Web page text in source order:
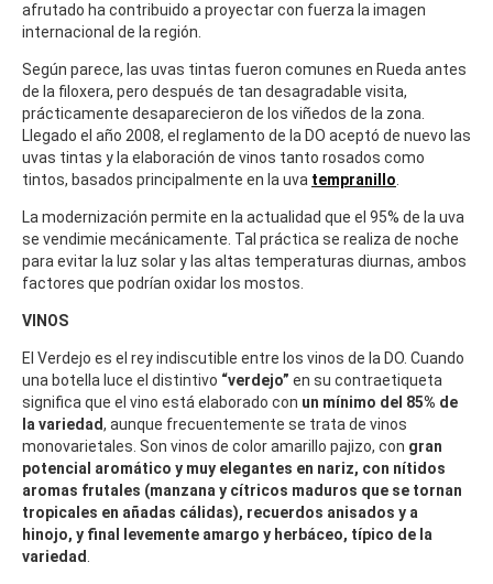
afrutado ha contribuido a proyectar con fuerza la imagen
internacional de la región.
Según parece, las uvas tintas fueron comunes en Rueda antes
de la filoxera, pero después de tan desagradable visita,
prácticamente desaparecieron de los viñedos de la zona.
Llegado el año 2008, el reglamento de la DO aceptó de nuevo las
uvas tintas y la elaboración de vinos tanto rosados como
tintos, basados principalmente en la uva tempranillo.
La modernización permite en la actualidad que el 95% de la uva
se vendimie mecánicamente. Tal práctica se realiza de noche
para evitar la luz solar y las altas temperaturas diurnas, ambos
factores que podrían oxidar los mostos.
VINOS
El Verdejo es el rey indiscutible entre los vinos de la DO. Cuando
una botella luce el distintivo “verdejo” en su contraetiqueta
significa que el vino está elaborado con un mínimo del 85% de
la variedad, aunque frecuentemente se trata de vinos
monovarietales. Son vinos de color amarillo pajizo, con gran
potencial aromático y muy elegantes en nariz, con nítidos
aromas frutales (manzana y cítricos maduros que se tornan
tropicales en añadas cálidas), recuerdos anisados y a
hinojo, y final levemente amargo y herbáceo, típico de la
variedad.